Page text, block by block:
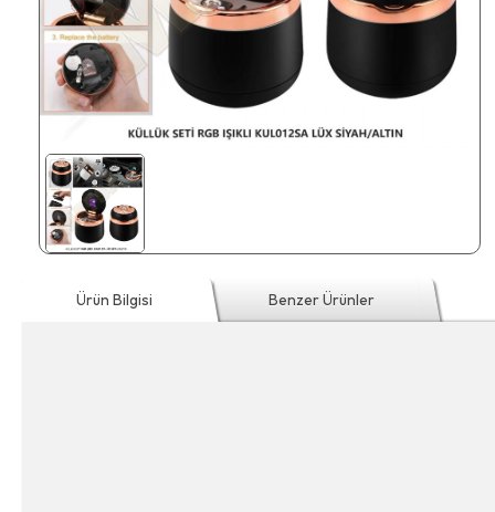
Ürün Bilgisi Benzer Ürünler